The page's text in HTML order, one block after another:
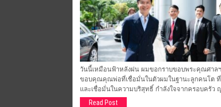
วันนี้เหมือนฟ้าหลังฝน ผมขอกราบขอบพระคุณศาล
ขอบคุณคุณพ่อที่เชื่อมั่นในตัวผมในฐานะลูกคนโต
และเชื่อมั่นในความบริสุทธิ์ กำลังใจจากครอบครั
Read Post